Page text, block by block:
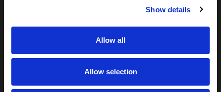
Show details
Allow all
Allow selection